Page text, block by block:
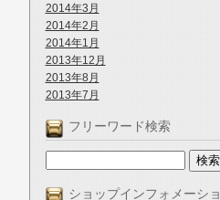
2014年3月
2014年2月
2014年1月
2013年12月
2013年8月
2013年7月
フリーワード検索
ショップインフォメーショ